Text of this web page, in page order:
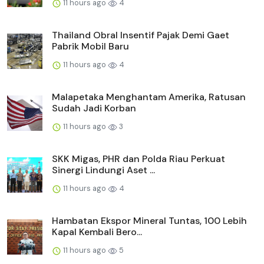
11 hours ago 4
Thailand Obral Insentif Pajak Demi Gaet
Pabrik Mobil Baru
11 hours ago 4
Malapetaka Menghantam Amerika, Ratusan
Sudah Jadi Korban
11 hours ago 3
SKK Migas, PHR dan Polda Riau Perkuat
Sinergi Lindungi Aset ...
11 hours ago 4
Hambatan Ekspor Mineral Tuntas, 100 Lebih
Kapal Kembali Bero...
11 hours ago 5